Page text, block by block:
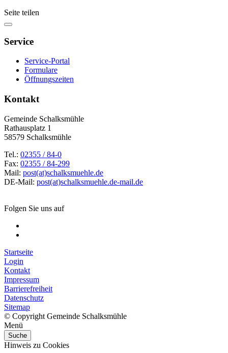
Seite teilen
Service
Service-Portal
Formulare
Öffnungszeiten
Kontakt
Gemeinde Schalksmühle
Rathausplatz 1
58579 Schalksmühle
Tel.: 02355 / 84-0
Fax: 02355 / 84-299
Mail: post(at)schalksmuehle.de
DE-Mail: post(at)schalksmuehle.de-mail.de
Folgen Sie uns auf
Startseite
Login
Kontakt
Impressum
Barrierefreiheit
Datenschutz
Sitemap
© Copyright Gemeinde Schalksmühle
Menü
Suche
Hinweis zu Cookies